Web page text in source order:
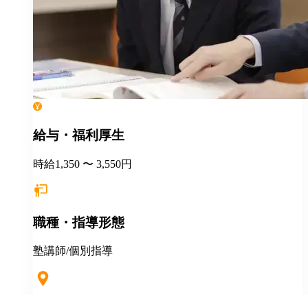
給与・福利厚生
時給1,350 〜 3,550円
職種・指導形態
塾講師/個別指導